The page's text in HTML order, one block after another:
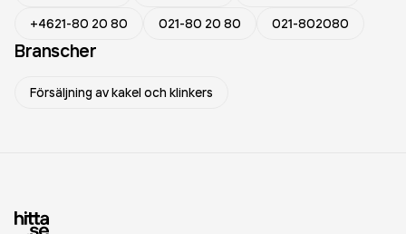
+4621-80 20 80
021-80 20 80 021-802080
Branscher
Försäljning av kakel och klinkers